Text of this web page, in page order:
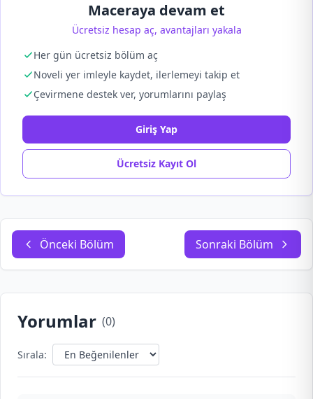
Maceraya devam et
Ücretsiz hesap aç, avantajları yakala
Her gün ücretsiz bölüm aç
Noveli yer imleyle kaydet, ilerlemeyi takip et
Çevirmene destek ver, yorumlarını paylaş
Giriş Yap
Ücretsiz Kayıt Ol
Önceki Bölüm Sonraki Bölüm
Yorumlar (0)
Sırala: